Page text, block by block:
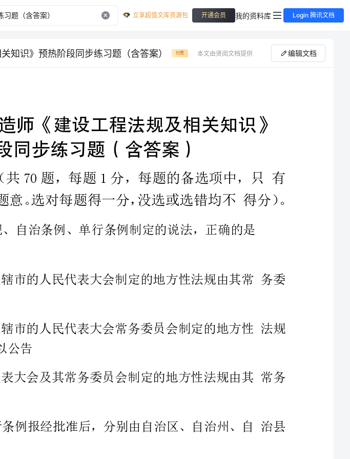
立享超值文库资源包 开通会员 我的资料库 Login 腾讯文档
知识》预热阶段同步练习题（含答案） 付费 本文由贤阅文档提供 编辑文档
O
员会发布公告予以公布